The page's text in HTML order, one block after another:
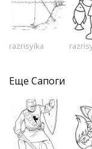
razrisyika
Еще Сапоги